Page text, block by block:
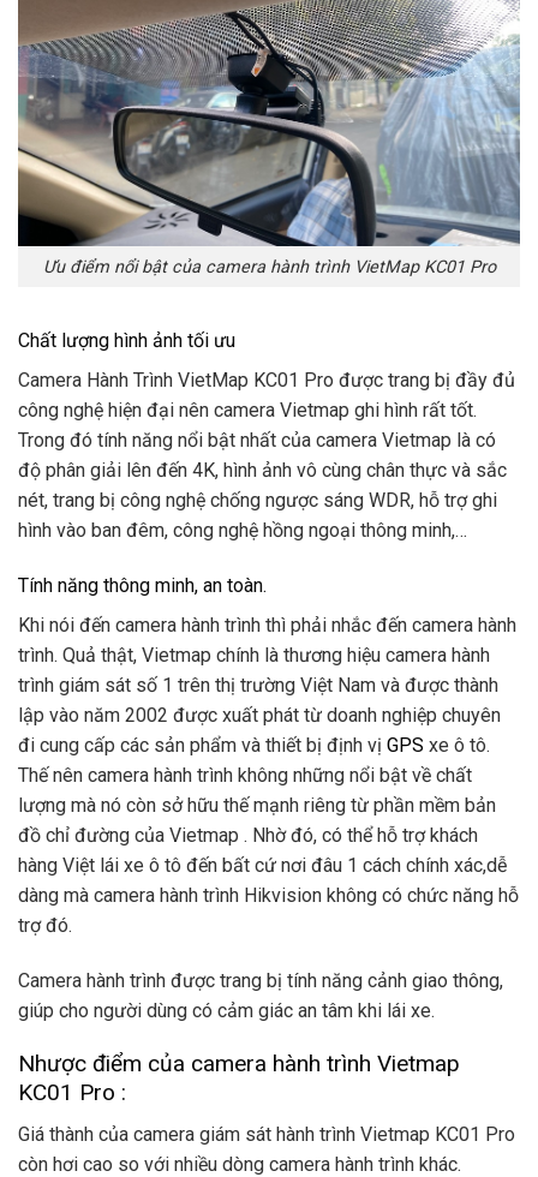
Ưu điểm nổi bật của camera hành trình VietMap KC01 Pro
Chất lượng hình ảnh tối ưu
Camera Hành Trình VietMap KC01 Pro được trang bị đầy đủ
công nghệ hiện đại nên camera Vietmap ghi hình rất tốt.
Trong đó tính năng nổi bật nhất của camera Vietmap là có
độ phân giải lên đến 4K, hình ảnh vô cùng chân thực và sắc
nét, trang bị công nghệ chống ngược sáng WDR, hỗ trợ ghi
hình vào ban đêm, công nghệ hồng ngoại thông minh,…
Tính năng thông minh, an toàn.
Khi nói đến camera hành trình thì phải nhắc đến camera hành
trình. Quả thật, Vietmap chính là thương hiệu camera hành
trình giám sát số 1 trên thị trường Việt Nam và được thành
lập vào năm 2002 được xuất phát từ doanh nghiệp chuyên
đi cung cấp các sản phẩm và thiết bị định vị GPS xe ô tô.
Thế nên camera hành trình không những nổi bật về chất
lượng mà nó còn sở hữu thế mạnh riêng từ phần mềm bản
đồ chỉ đường của Vietmap . Nhờ đó, có thể hỗ trợ khách
hàng Việt lái xe ô tô đến bất cứ nơi đâu 1 cách chính xác,dễ
dàng mà camera hành trình Hikvision không có chức năng hỗ
trợ đó.
Camera hành trình được trang bị tính năng cảnh giao thông,
giúp cho người dùng có cảm giác an tâm khi lái xe.
Nhược điểm của camera hành trình Vietmap
KC01 Pro :
Giá thành của camera giám sát hành trình Vietmap KC01 Pro
còn hơi cao so với nhiều dòng camera hành trình khác.